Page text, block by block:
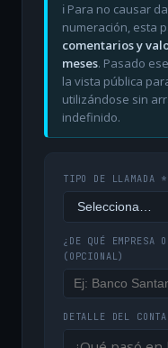
ℹ️ Para no causar
numeración, esta
comentarios y
meses. Pasado
la vista pública
utilizándose sin
indefinido.
TIPO DE LLAMADA *
¿DE QUÉ EMPRESA
(OPCIONAL)
DETALLE DEL